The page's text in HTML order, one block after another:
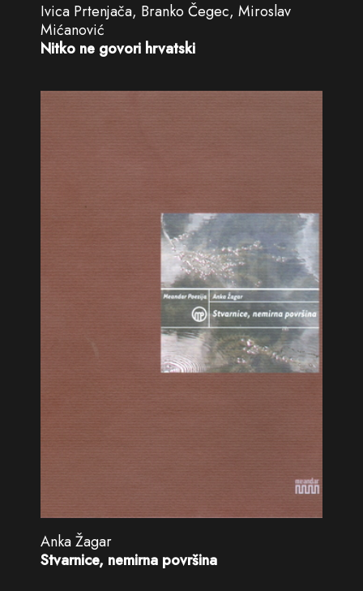
Ivica Prtenjača, Branko Čegec, Miroslav
Mićanović
Nitko ne govori hrvatski
Anka Žagar
Stvarnice, nemirna površina